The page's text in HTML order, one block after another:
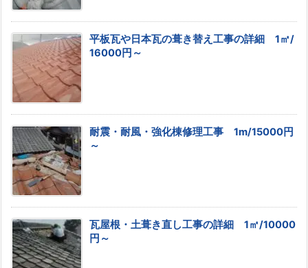
平板瓦や日本瓦の葺き替え工事の詳細 1㎡/
16000円～
耐震・耐風・強化棟修理工事 1m/15000円
～
瓦屋根・土葺き直し工事の詳細 1㎡/10000
円～